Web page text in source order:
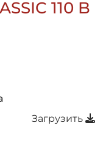
110 B
Загрузить